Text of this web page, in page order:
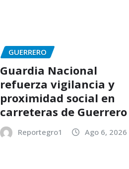
GUERRERO
Guardia Nacional
refuerza vigilancia y
proximidad social en
carreteras de Guerrero
Reportegro1 Ago 6, 2026